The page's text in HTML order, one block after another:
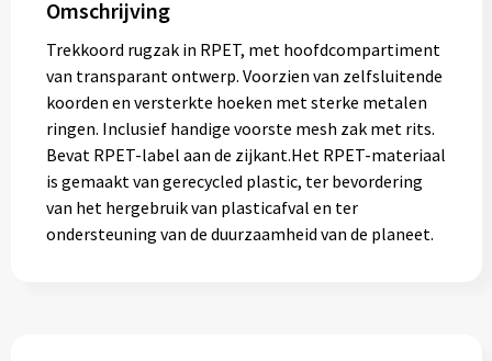
Stormparaplu's
Klassieke paraplu's
Opvouwbare paraplu's
Divers
Omschrijving
Trekkoord rugzak in RPET, met hoofdcompartiment
van transparant ontwerp. Voorzien van zelfsluitende
koorden en versterkte hoeken met sterke metalen
ringen. Inclusief handige voorste mesh zak met rits.
Bevat RPET-label aan de zijkant.Het RPET-materiaal
is gemaakt van gerecycled plastic, ter bevordering
van het hergebruik van plasticafval en ter
ondersteuning van de duurzaamheid van de planeet.